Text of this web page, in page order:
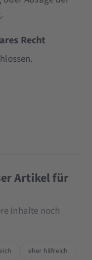
Recht
Artikel für
Inhalte noch
eher hilfreich